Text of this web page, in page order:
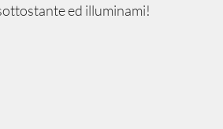
ed illuminami!